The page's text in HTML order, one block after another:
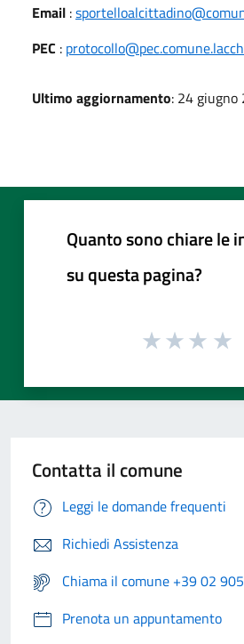
Email :
PEC :
Ultimo aggiornamento: 24
Quanto sono chiare le
su questa pagina?
Contatta il comune
Leggi le domande frequenti
Richiedi Assistenza
Chiama il comune +39 02
Prenota un appuntamento